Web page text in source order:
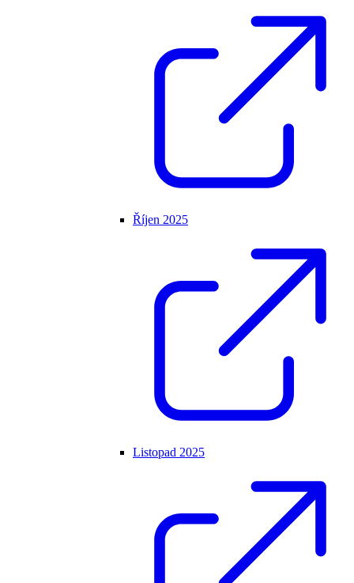
Říjen 2025
Listopad 2025